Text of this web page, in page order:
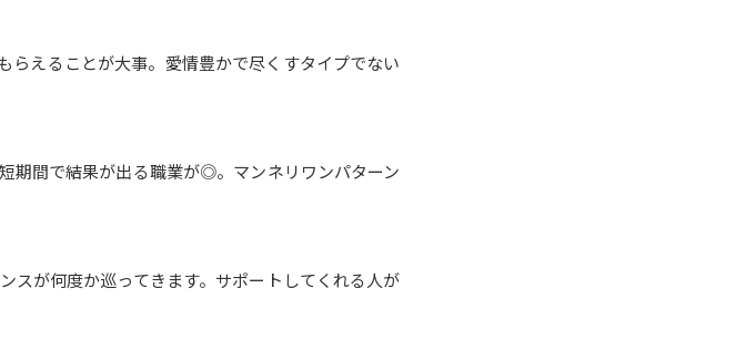
らえることが大事。愛情豊かで尽くすタイプでない
期間で結果が出る職業が◎。マンネリワンパターン
スが何度か巡ってきます。サポートしてくれる人が